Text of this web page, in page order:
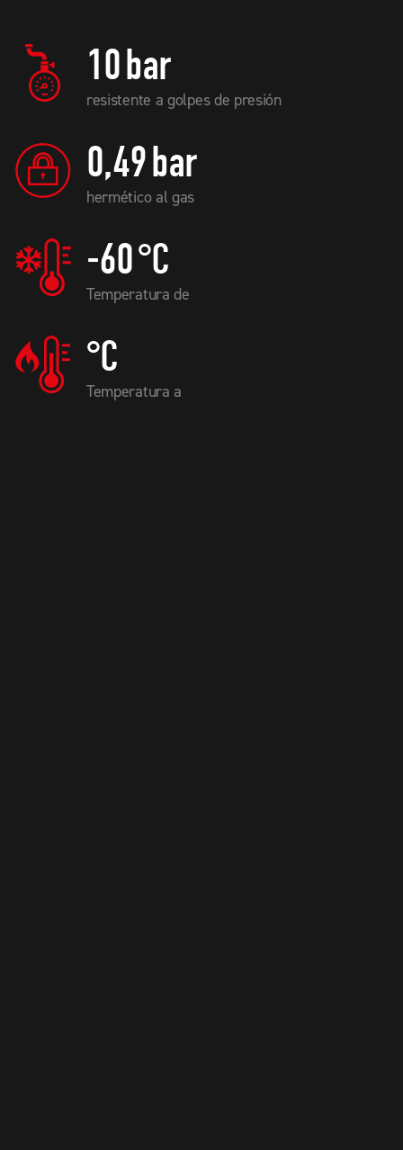
10bar
resistente a golpes de presión
0,49bar
hermético al gas
-60°C
Temperatura de
°C
Temperatura a